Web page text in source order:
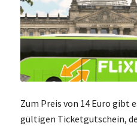
Zum Preis von 14 Euro gibt
gültigen Ticketgutschein,